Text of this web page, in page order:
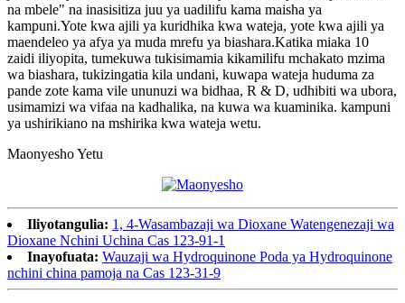
na mbele" na inasisitiza juu ya uadilifu kama maisha ya
kampuni.Yote kwa ajili ya kuridhika kwa wateja, yote kwa ajili ya
maendeleo ya afya ya muda mrefu ya biashara.Katika miaka 10
zaidi iliyopita, tumekuwa tukisimamia kikamilifu mchakato mzima
wa biashara, tukizingatia kila undani, kuwapa wateja huduma za
pande zote kama vile ununuzi wa bidhaa, R & D, udhibiti wa ubora,
usimamizi wa vifaa na kadhalika, na kuwa wa kuaminika. kampuni
ya ushirikiano na mshirika kwa wateja wetu.
Maonyesho Yetu
Iliyotangulia: 1, 4-Wasambazaji wa Dioxane Watengenezaji wa
Dioxane Nchini Uchina Cas 123-91-1
Inayofuata: Wauzaji wa Hydroquinone Poda ya Hydroquinone
nchini china pamoja na Cas 123-31-9